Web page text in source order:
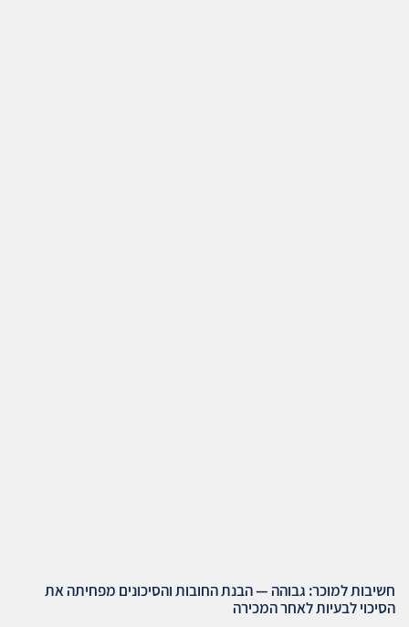
חשיבות למוכר: גבוהה — הבנת החובות והסיכונים מפחיתה את
הסיכוי לבעיות לאחר המכירה